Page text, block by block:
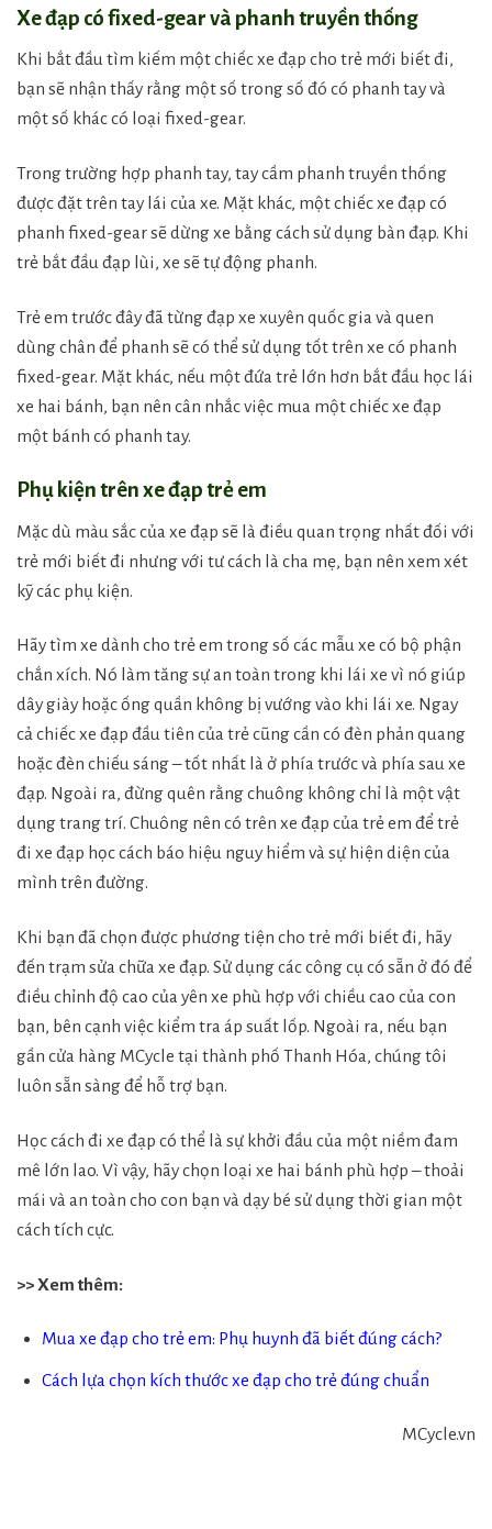
Xe đạp có fixed-gear và phanh truyền thống
Khi bắt đầu tìm kiếm một chiếc xe đạp cho trẻ mới biết đi,
bạn sẽ nhận thấy rằng một số trong số đó có phanh tay và
một số khác có loại fixed-gear.
Trong trường hợp phanh tay, tay cầm phanh truyền thống
được đặt trên tay lái của xe. Mặt khác, một chiếc xe đạp có
phanh fixed-gear sẽ dừng xe bằng cách sử dụng bàn đạp. Khi
trẻ bắt đầu đạp lùi, xe sẽ tự động phanh.
Trẻ em trước đây đã từng đạp xe xuyên quốc gia và quen
dùng chân để phanh sẽ có thể sử dụng tốt trên xe có phanh
fixed-gear. Mặt khác, nếu một đứa trẻ lớn hơn bắt đầu học lái
xe hai bánh, bạn nên cân nhắc việc mua một chiếc xe đạp
một bánh có phanh tay.
Phụ kiện trên xe đạp trẻ em
Mặc dù màu sắc của xe đạp sẽ là điều quan trọng nhất đối với
trẻ mới biết đi nhưng với tư cách là cha mẹ, bạn nên xem xét
kỹ các phụ kiện.
Hãy tìm xe dành cho trẻ em trong số các mẫu xe có bộ phận
chắn xích. Nó làm tăng sự an toàn trong khi lái xe vì nó giúp
dây giày hoặc ống quần không bị vướng vào khi lái xe. Ngay
cả chiếc xe đạp đầu tiên của trẻ cũng cần có đèn phản quang
hoặc đèn chiếu sáng – tốt nhất là ở phía trước và phía sau xe
đạp. Ngoài ra, đừng quên rằng chuông không chỉ là một vật
dụng trang trí. Chuông nên có trên xe đạp của trẻ em để trẻ
đi xe đạp học cách báo hiệu nguy hiểm và sự hiện diện của
mình trên đường.
Khi bạn đã chọn được phương tiện cho trẻ mới biết đi, hãy
đến trạm sửa chữa xe đạp. Sử dụng các công cụ có sẵn ở đó để
điều chỉnh độ cao của yên xe phù hợp với chiều cao của con
bạn, bên cạnh việc kiểm tra áp suất lốp. Ngoài ra, nếu bạn
gần cửa hàng MCycle tại thành phố Thanh Hóa, chúng tôi
luôn sẵn sàng để hỗ trợ bạn.
Học cách đi xe đạp có thể là sự khởi đầu của một niềm đam
mê lớn lao. Vì vậy, hãy chọn loại xe hai bánh phù hợp – thoải
mái và an toàn cho con bạn và dạy bé sử dụng thời gian một
cách tích cực.
>> Xem thêm:
Mua xe đạp cho trẻ em: Phụ huynh đã biết đúng cách?
Cách lựa chọn kích thước xe đạp cho trẻ đúng chuẩn
MCycle.vn